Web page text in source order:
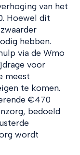
van het
Hoewel dit
hebben.
via de Wmo
voor
meest
te komen.
€470
bedoeld
wordt